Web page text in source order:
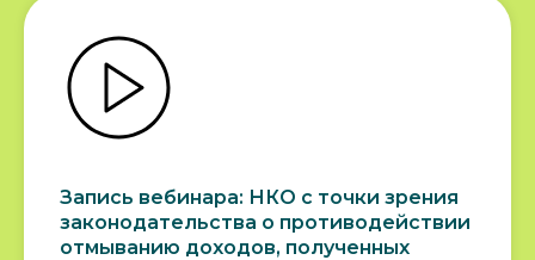
Запись вебинара: НКО с точки зрения
законодательства о противодействии
отмыванию доходов, полученных